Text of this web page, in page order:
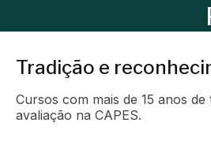
Tradição e
Cursos com mais de 15 anos
avaliação na CAPES.